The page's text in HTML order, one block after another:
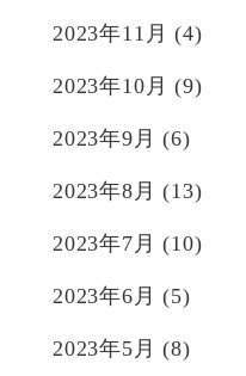
2023年11月 (4)
2023年10月 (9)
2023年9月 (6)
2023年8月 (13)
2023年7月 (10)
2023年6月 (5)
2023年5月 (8)